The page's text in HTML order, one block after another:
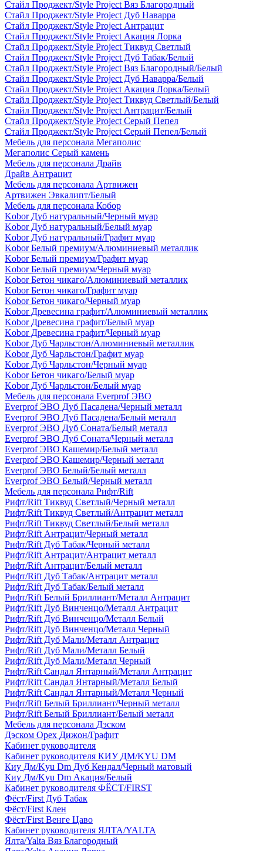
Стайл Проджект/Style Project Вяз Благородный
Стайл Проджект/Style Project Дуб Наварра
Стайл Проджект/Style Project Антрацит
Стайл Проджект/Style Project Акация Лорка
Стайл Проджект/Style Project Тиквуд Светлый
Стайл Проджект/Style Project Дуб Табак/Белый
Стайл Проджект/Style Project Вяз Благородный/Белый
Стайл Проджект/Style Project Дуб Наварра/Белый
Стайл Проджект/Style Project Акация Лорка/Белый
Стайл Проджект/Style Project Тиквуд Светлый/Белый
Стайл Проджект/Style Project Антрацит/Белый
Стайл Проджект/Style Project Серый Пепел
Стайл Проджект/Style Project Серый Пепел/Белый
Мебель для персонала Мегаполис
Мегаполис Серый камень
Мебель для персонала Драйв
Драйв Антрацит
Мебель для персонала Артвижен
Артвижен Эвкалипт/Белый
Мебель для персонала Кобор
Kobor Дуб натуральный/Черный муар
Kobor Дуб натуральный/Белый муар
Kobor Дуб натуральный/Графит муар
Kobor Белый премиум/Алюминиевый металлик
Kobor Белый премиум/Графит муар
Kobor Белый премиум/Черный муар
Kobor Бетон чикаго/Алюминиевый металлик
Kobor Бетон чикаго/Графит муар
Kobor Бетон чикаго/Черный муар
Kobor Древесина графит/Алюминиевый металлик
Kobor Древесина графит/Белый муар
Kobor Древесина графит/Черный муар
Kobor Дуб Чарльстон/Алюминиевый металлик
Kobor Дуб Чарльстон/Графит муар
Kobor Дуб Чарльстон/Черный муар
Kobor Бетон чикаго/Белый муар
Kobor Дуб Чарльстон/Белый муар
Мебель для персонала Everprof ЭВО
Everprof ЭВО Дуб Пасадена/Черный металл
Everprof ЭВО Дуб Пасадена/Белый металл
Everprof ЭВО Дуб Соната/Белый металл
Everprof ЭВО Дуб Соната/Черный металл
Everprof ЭВО Кашемир/Белый металл
Everprof ЭВО Кашемир/Черный металл
Everprof ЭВО Белый/Белый металл
Everprof ЭВО Белый/Черный металл
Мебель для персонала Рифт/Rift
Рифт/Rift Тиквуд Светлый/Черный металл
Рифт/Rift Тиквуд Светлый/Антрацит металл
Рифт/Rift Тиквуд Светлый/Белый металл
Рифт/Rift Антрацит/Черный металл
Рифт/Rift Дуб Табак/Черный металл
Рифт/Rift Антрацит/Антрацит металл
Рифт/Rift Антрацит/Белый металл
Рифт/Rift Дуб Табак/Антрацит металл
Рифт/Rift Дуб Табак/Белый металл
Рифт/Rift Белый Бриллиант/Металл Антрацит
Рифт/Rift Дуб Винченцо/Металл Антрацит
Рифт/Rift Дуб Винченцо/Металл Белый
Рифт/Rift Дуб Винченцо/Металл Черный
Рифт/Rift Дуб Мали/Металл Антрацит
Рифт/Rift Дуб Мали/Металл Белый
Рифт/Rift Дуб Мали/Металл Черный
Рифт/Rift Сандал Янтарный/Металл Антрацит
Рифт/Rift Сандал Янтарный/Металл Белый
Рифт/Rift Сандал Янтарный/Металл Черный
Рифт/Rift Белый Бриллиант/Черный металл
Рифт/Rift Белый Бриллиант/Белый металл
Мебель для персонала Дэском
Дэском Орех Дижон/Графит
Кабинет руководителя
Кабинет руководителя КИУ ДМ/KYU DM
Киу Дм/Kyu Dm Дуб Кендал/Черный матовый
Киу Дм/Kyu Dm Акация/Белый
Кабинет руководителя ФЁСТ/FIRST
Фёст/First Дуб Табак
Фёст/First Клен
Фёст/First Венге Цаво
Кабинет руководителя ЯЛТА/YALTA
Ялта/Yalta Вяз Благородный